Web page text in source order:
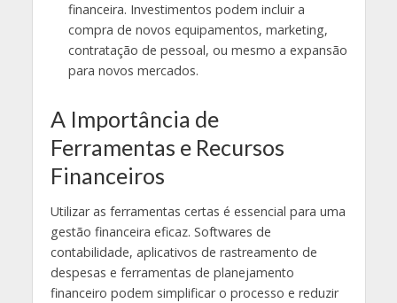
financeira. Investimentos podem incluir a
compra de novos equipamentos, marketing,
contratação de pessoal, ou mesmo a expansão
para novos mercados.
A Importância de
Ferramentas e Recursos
Financeiros
Utilizar as ferramentas certas é essencial para uma
gestão financeira eficaz. Softwares de
contabilidade, aplicativos de rastreamento de
despesas e ferramentas de planejamento
financeiro podem simplificar o processo e reduzir